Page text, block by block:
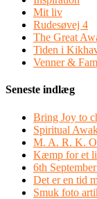
Mit liv
Rudesøvej 4
The Great
Tiden i
Venner &
Seneste indlæg
Bring Joy to
Spiritual
M. A. R. K.
Kæmp for et
6th
Det er en tid
Smuk foto